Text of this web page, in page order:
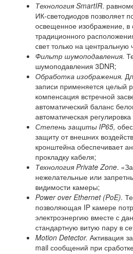
Технология SmartIR.
ИК-светодиодов позволяет
освещенное изображение, в
традиционного
свет только на центральную
Фильтр шумоподавления.
шумоподавления 3DNR;
Обработка изображения.
записи применяется целый
компенсация встречной
автоматический баланс
автоматическая
Степень защиты IP65,
защиту от внешних
кронштейна обеспечивает
прокладку кабеля;
Технология Private Zone.
нежелательные или
видимости камеры;
Power over Ethernet (PoE).
позволяющая IP камере
электроэнергию вместе с
стандартную витую пару в
Motion Detector. Активация
mail сообщений при